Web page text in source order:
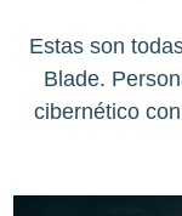
Estas son
Blade.
cibernético